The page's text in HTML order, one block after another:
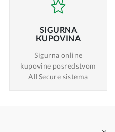
SIGURNA
KUPOVINA
Sigurna online
kupovine posredstvom
AllSecure sistema